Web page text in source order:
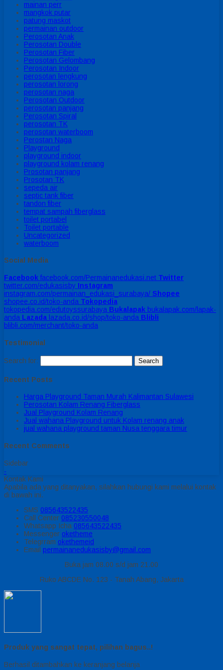
mainan perr
mangkok putar
patung maskot
permainan outdoor
Perosotan Anak
Perosotan Double
Perosotan Fiber
Perosotan Gelombang
Perosotan Indoor
perosotan lengkung
perosotan lorong
perosotan naga
Perosotan Outdoor
perosotan panjang
Perosotan Spiral
perosotan TK
perosotan waterboom
Perostan Naga
Playground
playground indoor
playground kolam renang
Prosotan panjang
Prosotan TK
sepeda air
septic tank fiber
tandon fiber
tempat sampah fiberglass
toilet portabel
Toilet portable
Uncategorized
waterboom
Social Media
Facebook facebook.com/Permainanedukasi.net Twitter
twitter.com/edukasisby Instagram
instagram.com/permainan_edukasi_surabaya/ Shopee
shopee.co.id/toko-anda Tokopedia
tokopedia.com/edutoyssurabaya Bukalapak bukalapak.com/lapak-
anda Lazada lazada.co.id/shop/toko-anda Blibli
blibli.com/merchant/toko-anda
Testimonial
Search for:
Recent Posts
Harga Playground Taman Murah Kalimantan Sulawesi
Perosotan Kolam Renang Fiberglass
Jual Playground Kolam Renang
Jual wahana Playground untuk Kolam renang anak
jual wahana playground taman Nusa tenggara timur
Recent Comments
Sidebar
-
Kontak Kami
Apabila ada yang ditanyakan, silahkan hubungi kami melalui kontak
di bawah ini.
SMS 085643522435
Call Center 085230550048
Whatsapp Icha 085643522435
Messenger oketheme
Telegrram okethemeid
Email permainanedukasisby@gmail.com
Buka jam 08.00 s/d jam 21.00
Ruko ABCDE No. 123 - Tanah Abang, Jakarta
Produk yang sangat tepat, pilihan bagus..!
Berhasil ditambahkan ke keranjang belanja